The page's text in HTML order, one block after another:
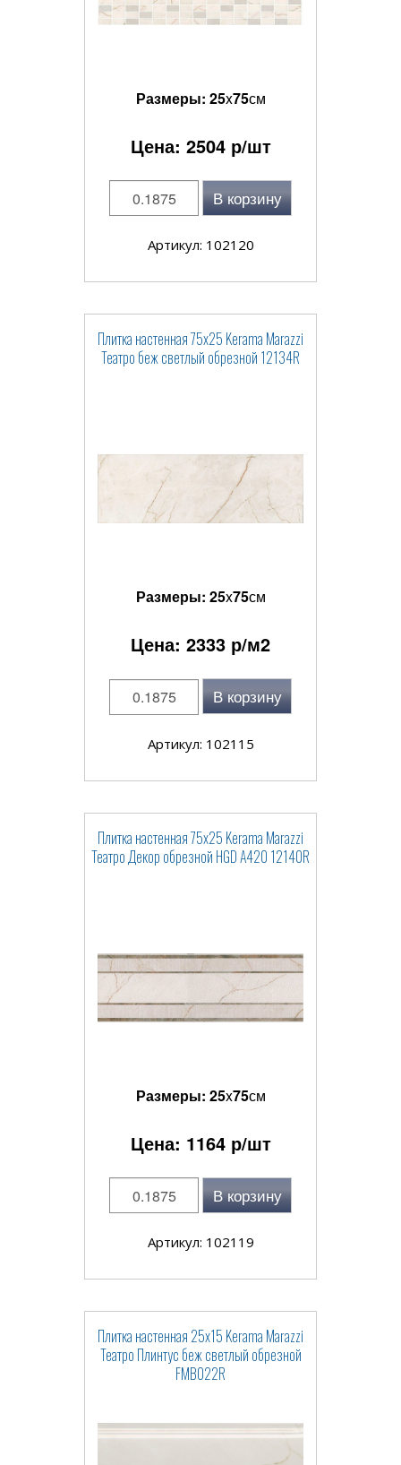
Размеры: 25x75см
Цена: 2504р/шт
В корзину
Артикул: 102120
Плитка настенная 75x25 Kerama Marazzi
Театро беж светлый обрезной 12134R
Размеры: 25x75см
Цена: 2333 р/м2
В корзину
Артикул: 102115
Плитка настенная 75x25 Kerama Marazzi
Театро Декор обрезной HGD A420 12140R
Размеры: 25x75см
Цена: 1164р/шт
В корзину
Артикул: 102119
Плитка настенная 25x15 Kerama Marazzi
Театро Плинтус беж светлый обрезной
FMB022R